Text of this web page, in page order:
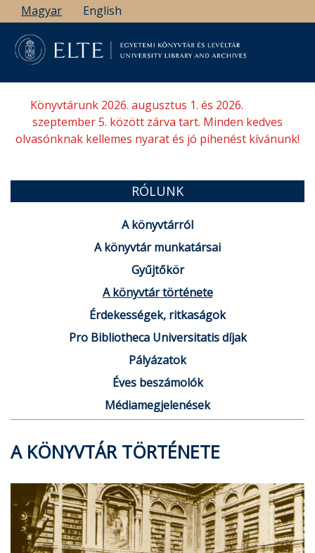
Ugrás
a
tartalomra
Magyar English
Könyvtárunk 2026. augusztus 1. és 2026.
szeptember 5. között zárva tart. Minden kedves
olvasónknak kellemes nyarat és jó pihenést kívánunk!
RÓLUNK
A könyvtárról
A könyvtár munkatársai
Gyűjtőkör
A könyvtár története
Érdekességek, ritkaságok
Pro Bibliotheca Universitatis díjak
Pályázatok
Éves beszámolók
Médiamegjelenések
A KÖNYVTÁR TÖRTÉNETE